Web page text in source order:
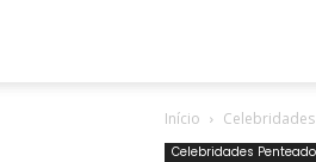
Início
Celebridades